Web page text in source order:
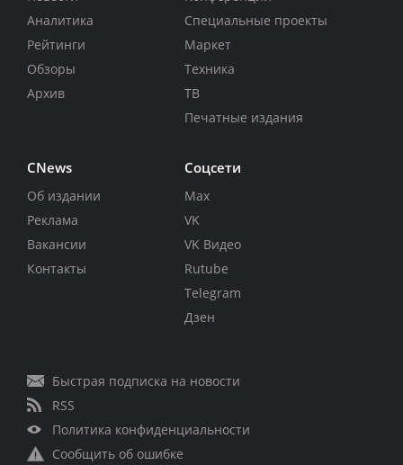
Аналитика
Рейтинги
Обзоры
Архив
Специальные проекты
Маркет
Техника
ТВ
Печатные издания
CNews
Об издании
Реклама
Вакансии
Контакты
Соцсети
Max
VK
VK Видео
Rutube
Telegram
Дзен
Быстрая подписка на новости
RSS
Политика конфиденциальности
Сообщить об ошибке